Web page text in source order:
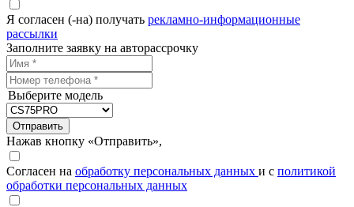
Я согласен (-на) получать рекламно-информационные
рассылки
Заполните заявку на авторассрочку
Выберите модель
Отправить
Нажав кнопку «Отправить»,
Согласен на обработку персональных данных и с политикой
обработки персональных данных